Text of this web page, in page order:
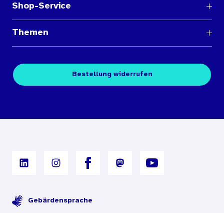
Shop-Service
Medienübersichten
Kontakt
Themen
Fachpublikationen
Digitales Archiv
Bestellung widerrufen
Gebärdensprache